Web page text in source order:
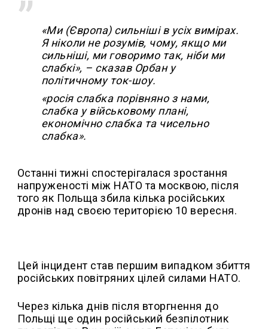
«Ми (Європа) сильніші в усіх вимірах.
Я ніколи не розумів, чому, якщо ми
сильніші, ми говоримо так, ніби ми
слабкі», – сказав Орбан у
політичному ток-шоу.
«росія слабка порівняно з нами,
слабка у військовому плані,
економічно слабка та чисельно
слабка».
Останні тижні спостерігалася зростання
напруженості між НАТО та москвою, після
того як Польща збила кілька російських
дронів над своєю територією 10 вересня.
Цей інцидент став першим випадком збиття
російських повітряних цілей силами НАТО.
Через кілька днів після вторгнення до
Польщі ще один російський безпілотник